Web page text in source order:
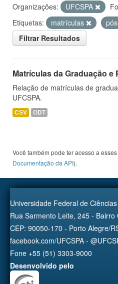
Organizações: UFCSPA
Etiquetas:
matrículas
Filtrar Resultados
Matrículas da Graduação e
Relação de matrículas de
UFCSPA.
CSV ODT
Você também pode ter acesso a
Documentação da API).
Universidade Federal de
Rua Sarmento Leite, 245 - Bairro
CEP: 90050-170 - Porto Alegre/
facebook.com/UFCSPA -
Fone +55 (51) 3303-9000
Desenvolvido pelo